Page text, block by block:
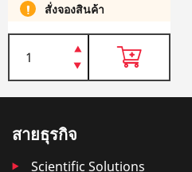
สั่งจองสินค้า
สายธุรกิจ
Scientific Solutions